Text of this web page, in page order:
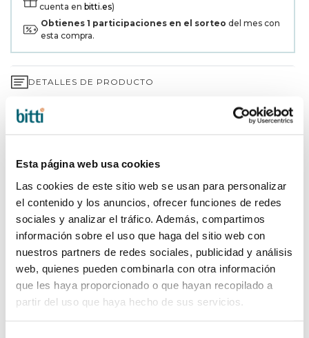
Esta página web usa cookies
Las cookies de este sitio web se usan para personalizar
el contenido y los anuncios, ofrecer funciones de redes
sociales y analizar el tráfico. Además, compartimos
información sobre el uso que haga del sitio web con
nuestros partners de redes sociales, publicidad y análisis
web, quienes pueden combinarla con otra información
que les haya proporcionado o que hayan recopilado a
partir del uso que haya hecho de sus servicios.
cuenta en bitti.es)
Obtienes 1 participaciones en el sorteo del mes con
esta compra.
DETALLES DE PRODUCTO
GARANTÍA DE 3 AÑOS*
INFORMACIÓN DE LA MARCA
COMPARTIR